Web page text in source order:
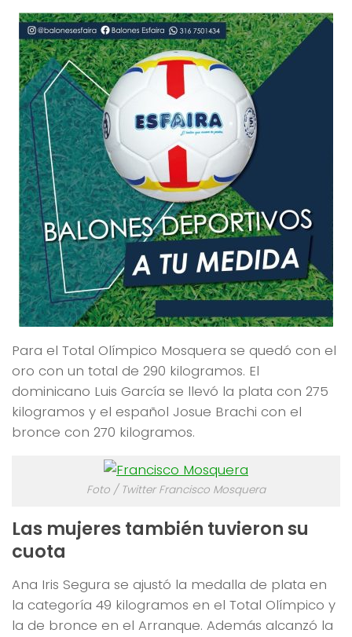
Para el Total Olímpico Mosquera se quedó con el
oro con un total de 290 kilogramos. El
dominicano Luis García se llevó la plata con 275
kilogramos y el español Josue Brachi con el
bronce con 270 kilogramos.
Foto / Twitter Francisco Mosquera
Las mujeres también tuvieron su
cuota
Ana Iris Segura se ajustó la medalla de plata en
la categoría 49 kilogramos en el Total Olímpico y
la de bronce en el Arranque. Además alcanzó la